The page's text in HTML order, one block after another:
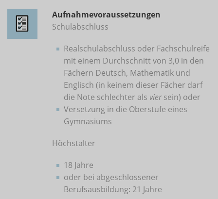
Aufnahmevoraussetzungen
Schulabschluss
Realschulabschluss oder Fachschulreife
mit einem Durchschnitt von 3,0 in den
Fächern Deutsch, Mathematik und
Englisch (in keinem dieser Fächer darf
die Note schlechter als viersein) oder
Versetzung in die Oberstufe eines
Gymnasiums
Höchstalter
18 Jahre
oder bei abgeschlossener
Berufsausbildung: 21 Jahre